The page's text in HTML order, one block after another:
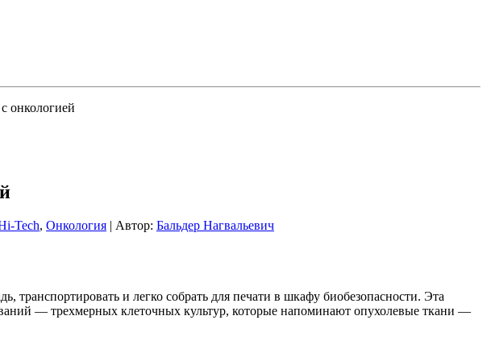
онкологией
Tech, Онкология | Автор: Бальдер Нагвальевич
транспортировать и легко собрать для печати в шкафу биобезопасности. Эта
— трехмерных клеточных культур, которые напоминают опухолевые ткани —